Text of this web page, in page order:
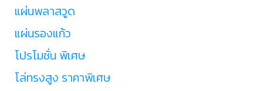
แผ่นพลาสวูด
แผ่นรองแก้ว
โปรโมชั่น พิเศษ
โล่ทรงสูง ราคาพิเศษ